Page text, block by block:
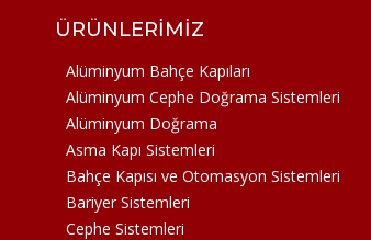
ÜRÜNLERIMIZ
Alüminyum Bahçe Kapıları
Alüminyum Cephe Doğrama Sistemleri
Alüminyum Doğrama
Asma Kapı Sistemleri
Bahçe Kapısı ve Otomasyon Sistemleri
Bariyer Sistemleri
Cephe Sistemleri